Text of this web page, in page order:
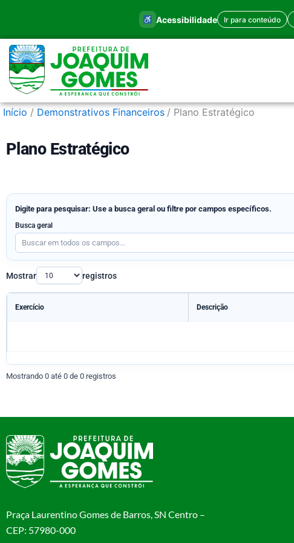
o
conteúdo
Acessibilidade Ir para conteúdo
Início Demonstrativos Financeiros Plano Estratégico
Plano Estratégico
Digite para pesquisar: Use a busca geral ou filtre por campos específicos.
Busca geral
Mostrar registros
Exercício Descrição
Mostrando 0 até 0 de 0 registros
Praça Laurentino Gomes de Barros, SN Centro –
CEP: 57980-000